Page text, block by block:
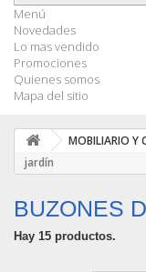
Menú
Novedades
Lo mas vendido
Promociones
Quienes somos
Mapa del sitio
MOBILIARIO Y
jardín
BUZONES
Hay 15 productos.